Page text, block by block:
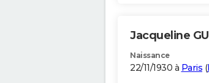
Jacqueline
Naissance
22/11/1930 à Paris (